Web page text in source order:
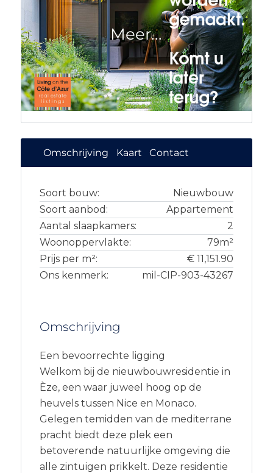
Omschrijving Kaart Contact
Soort bouw:
Nieuwbouw
Soort aanbod:
Appartement
Aantal slaapkamers:
2
Woonoppervlakte:
79m²
Prijs per m²:
€ 11,151.90
Ons kenmerk:
mil-CIP-903-43267
Omschrijving
Een bevoorrechte ligging
Welkom bij de nieuwbouwresidentie in
Èze, een waar juweel hoog op de
heuvels tussen Nice en Monaco.
Gelegen temidden van de mediterrane
pracht biedt deze plek een
betoverende natuurlijke omgeving die
alle zintuigen prikkelt. Deze residentie